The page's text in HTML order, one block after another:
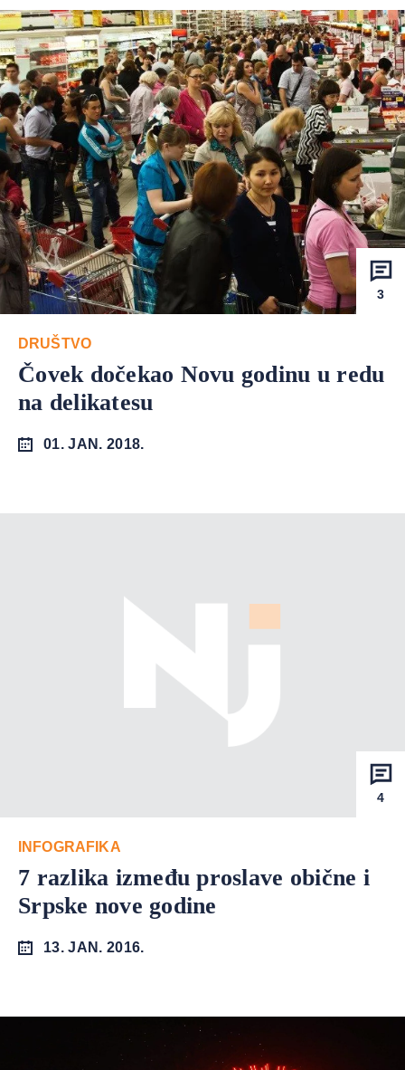
3
DRUŠTVO
Čovek dočekao Novu godinu u redu
na delikatesu
01. JAN. 2018.
4
INFOGRAFIKA
7 razlika između proslave obične i
Srpske nove godine
13. JAN. 2016.